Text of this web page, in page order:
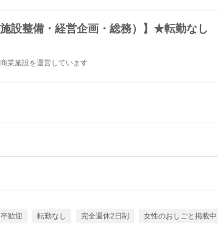
施設整備・経営企画・総務）】★転勤なし
業施設を運営しています
歓迎 転勤なし 完全週休2日制 女性のおしごと掲載中